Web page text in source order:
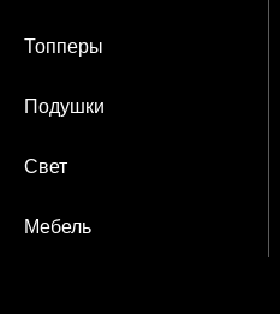
Топперы
Подушки
Свет
Мебель